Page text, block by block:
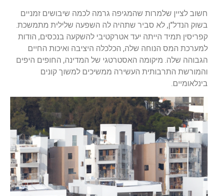
חשוב לציין שלמרות שהמגיפה גרמה לכמה שיבושים זמניים
בשוק הנדל"ן, לא סביר שתהיה לה השפעה שלילית מתמשכת.
קפריסין תמיד הייתה יעד אטרקטיבי להשקעה בנכסים, הודות
למערכת המס הנוחה שלה, הכלכלה היציבה ואיכות החיים
הגבוהה שלה. מיקומה האסטרטגי של המדינה, החופים היפים
והמורשת התרבותית העשירה ממשיכים למשוך קונים
בינלאומיים.